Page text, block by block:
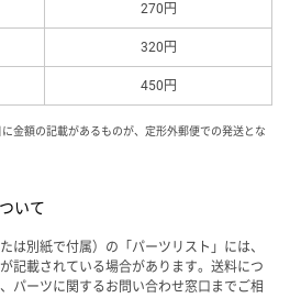
270円
320円
450円
金額の記載があるものが、定形外郵便での発送とな
いて
は別紙で付属）の「パーツリスト」には、
記載されている場合があります。送料につ
パーツに関するお問い合わせ窓口までご相